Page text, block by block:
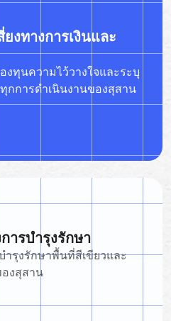
งทางการเงินและ
งทุนความไว้วางใจและระบุ
กการดำเนินงานของสุสาน
ารบำรุงรักษา
รุงรักษาพื้นที่สีเขียวและ
งสุสาน